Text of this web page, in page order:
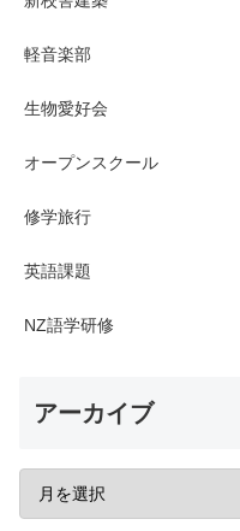
軽音楽部
生物愛好会
オープンスクール
修学旅行
英語課題
NZ語学研修
アーカイブ